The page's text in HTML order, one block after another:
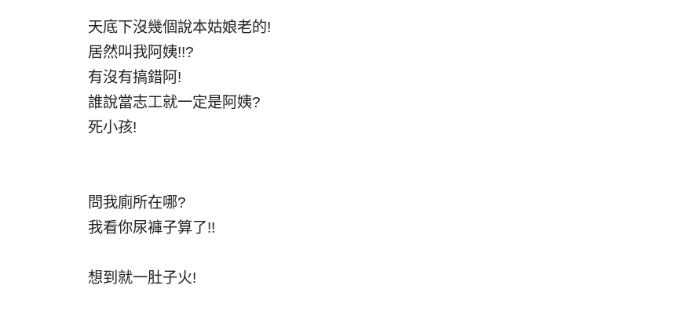
天底下沒幾個說本姑娘老的!
居然叫我阿姨!!?
有沒有搞錯阿!
誰說當志工就一定是阿姨?
死小孩!
問我廁所在哪?
我看你尿褲子算了!!
想到就一肚子火!